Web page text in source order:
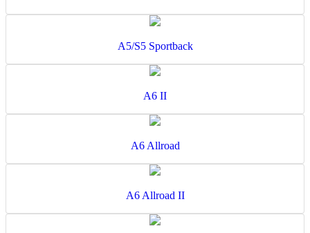
A5/S5 Sportback
A6 II
A6 Allroad
A6 Allroad II